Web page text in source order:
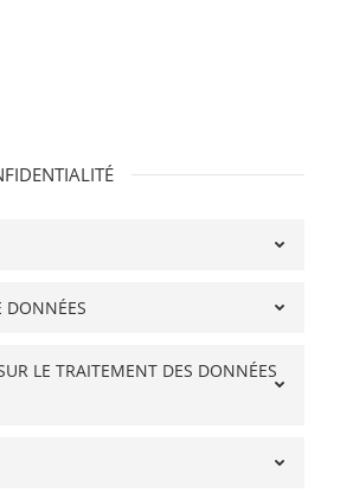
DONNÉES
LE TRAITEMENT DES DONNÉES